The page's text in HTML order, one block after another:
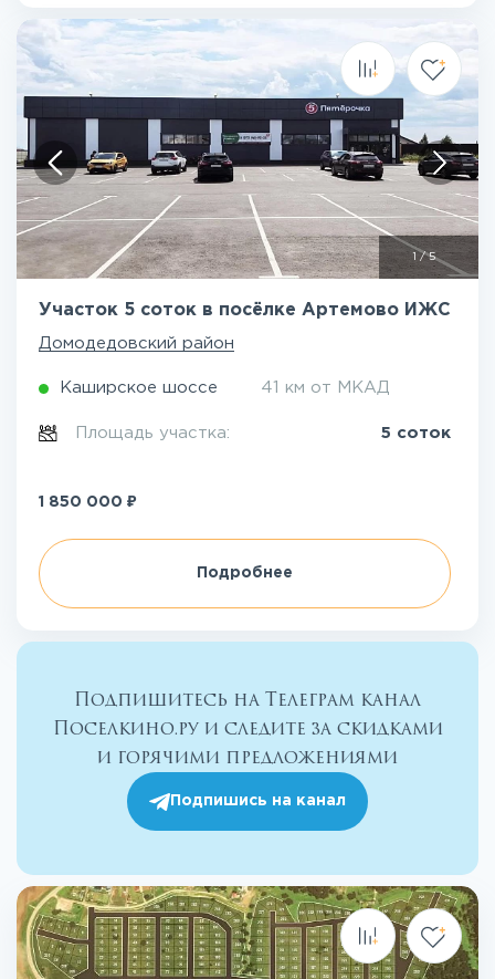
/5
Участок 5 соток в посёлке Артемово ИЖС
Домодедовский район
Каширское шоссе 41 км от МКАД
Площадь участка: 5 соток
1 850 000 ₽
Подробнее
Подпишитесь на Телеграм канал
Поселкино.ру и следите за скидками
и горячими предложениями
Подпишись на канал